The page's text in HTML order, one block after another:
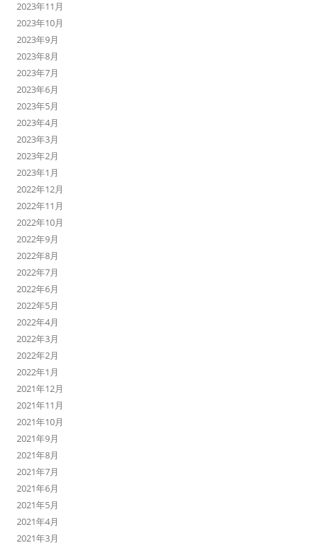
2023年11月
2023年10月
2023年9月
2023年8月
2023年7月
2023年6月
2023年5月
2023年4月
2023年3月
2023年2月
2023年1月
2022年12月
2022年11月
2022年10月
2022年9月
2022年8月
2022年7月
2022年6月
2022年5月
2022年4月
2022年3月
2022年2月
2022年1月
2021年12月
2021年11月
2021年10月
2021年9月
2021年8月
2021年7月
2021年6月
2021年5月
2021年4月
2021年3月